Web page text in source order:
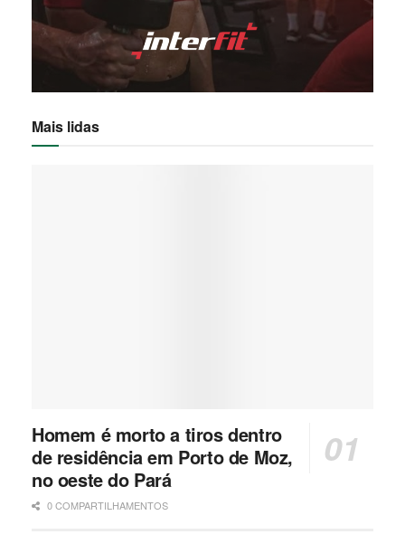
Mais lidas
Homem é morto a tiros dentro
de residência em Porto de Moz,
no oeste do Pará
0 COMPARTILHAMENTOS